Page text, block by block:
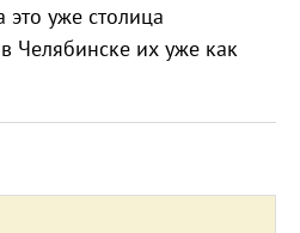
уже столица
Челябинске их уже как